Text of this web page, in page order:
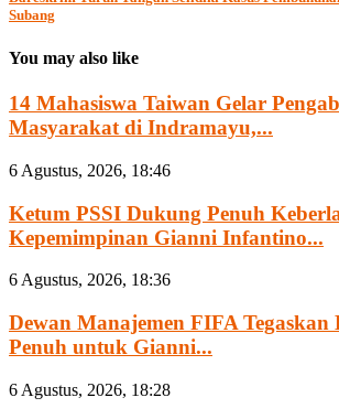
Subang
You may also like
14 Mahasiswa Taiwan Gelar
Masyarakat di Indramayu,...
6 Agustus, 2026, 18:46
Ketum PSSI Dukung Penuh
Kepemimpinan Gianni Infantino...
6 Agustus, 2026, 18:36
Dewan Manajemen FIFA Tegaskan
Penuh untuk Gianni...
6 Agustus, 2026, 18:28